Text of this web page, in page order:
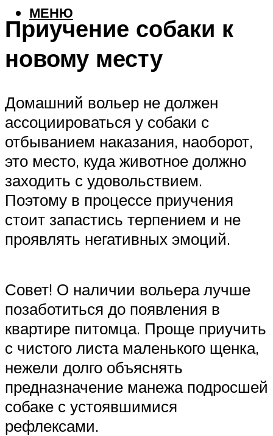
МЕНЮ
Приучение собаки к
новому месту
Домашний вольер не должен
ассоциироваться у собаки с
отбыванием наказания, наоборот,
это место, куда животное должно
заходить с удовольствием.
Поэтому в процессе приучения
стоит запастись терпением и не
проявлять негативных эмоций.
Совет! О наличии вольера лучше
позаботиться до появления в
квартире питомца. Проще приучить
с чистого листа маленького щенка,
нежели долго объяснять
предназначение манежа подросшей
собаке с устоявшимися
рефлексами.